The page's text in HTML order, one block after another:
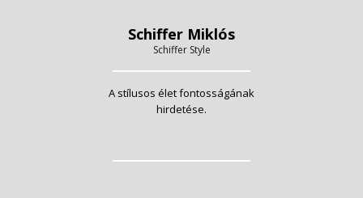
Schiffer Miklós
Schiffer Style
A stílusos élet fontosságának
hirdetése.